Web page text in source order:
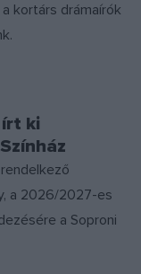
kortárs drámaírók
ki
a 2026/2027-es
a Soproni